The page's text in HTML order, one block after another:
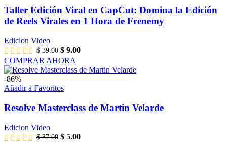
Taller Edición Viral en CapCut: Domina la Edición
de Reels Virales en 1 Hora de Frenemy
Edicion Video
$39.00 $ 9.00
COMPRAR AHORA
-86%
Añadir a Favoritos
Resolve Masterclass de Martin Velarde
Edicion Video
$37.00 $ 5.00